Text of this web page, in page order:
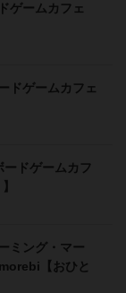
ゲームカフェ
ドゲームカフェ
ドゲームカフ
ミング・マー
【おひと